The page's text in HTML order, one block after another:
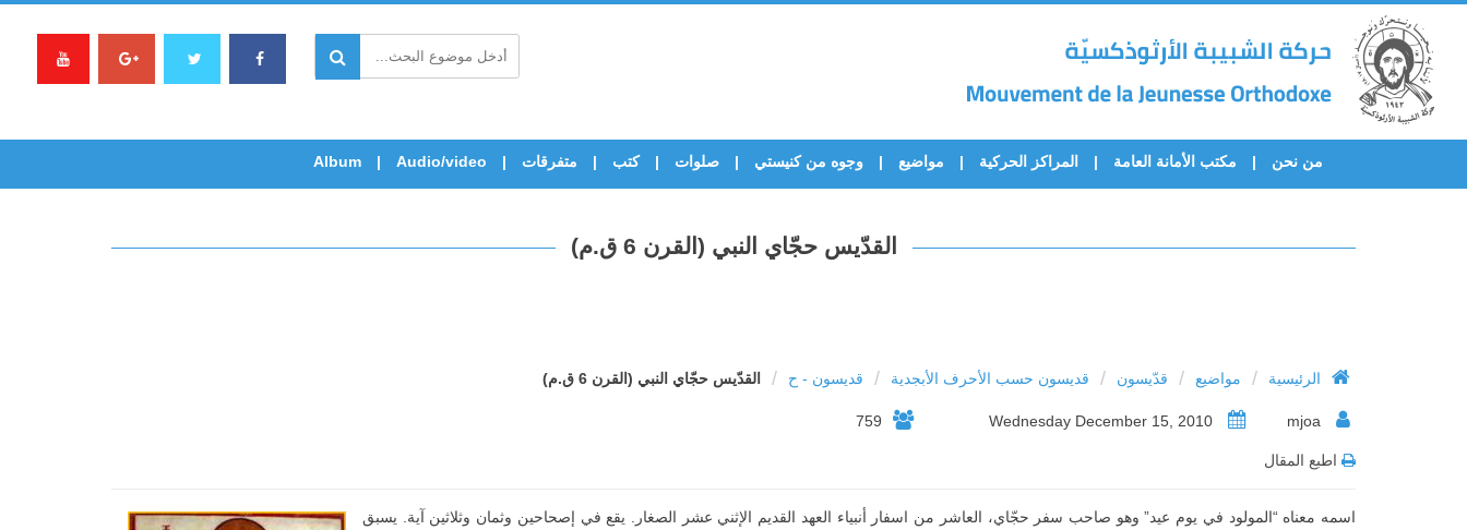
من نحن مكتب الأمانة العامة المراكز الحركية مواضيع وجوه من كنيستي صلوات كتب متفرقات Audio/video
Album
القدّيس حجّاي النبي (القرن 6 ق.م)
الرئيسية / مواضيع / قدّيسون / قديسون حسب الأحرف الأبجدية / قديسون - ح / القدّيس حجّاي النبي (القرن 6 ق.م)
759
اطبع المقال
اسمه معناه “المولود في يوم عيد” وهو صاحب سفر حجّاي، العاشر من اسفار أنبياء العهد القديم الإثني عشر الصغار. يقع في إصحاحين وثمان وثلاثين آية. يسبق